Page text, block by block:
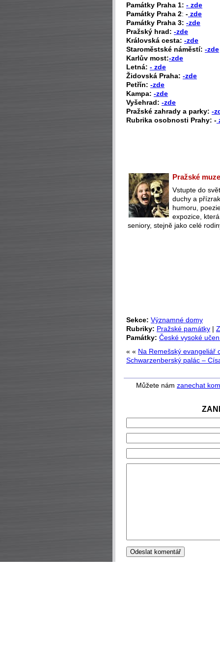
Památky Praha 1: - zde
Památky Praha 2: - zde
Památky Praha 3: -zde
Pražský hrad: -zde
Královská cesta: -zde
Staroměstské náměstí: -zde
Karlův most:-zde
Letná: - zde
Židovská Praha: -zde
Petřín: -zde
Kampa: -zde
Vyšehrad: -zde
Pražské zahrady a parky: -
Rubrika osobnosti Prahy: -
Pražské
Vstupte do
duchy a
humoru,
expozice,
seniory, stejně jako celé
Sekce: Významné domy
Rubriky: Pražské památky |
Památky: České vysoké
« « Na Remešský evangeliář
Schwarzenberský palác –
Můžete nám zanechat